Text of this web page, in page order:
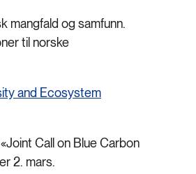
mangfald og samfunn.
til norske
and Ecosystem
Call on Blue Carbon
2. mars.